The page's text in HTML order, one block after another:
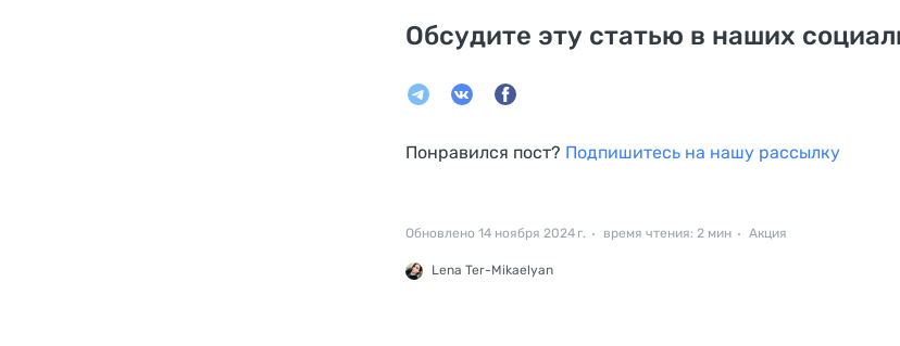
Обсудите эту статью в наших
Понравился пост? Подпишитесь на нашу рассылку
Обновлено 14 ноября 2024 г. время чтения: 2 мин Акция
Lena Ter-Mikaelyan